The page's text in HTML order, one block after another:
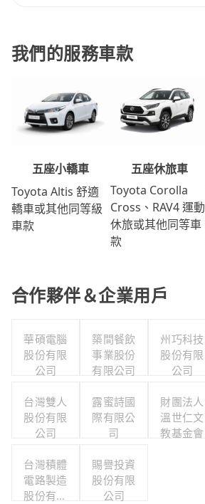
我們的服務車款
五座小轎車
Toyota Altis 舒適
轎車或其他同等級
車款
五座休旅車
Toyota Corolla
Cross、RAV4 運動
休旅或其他同等車
款
合作夥伴＆企業用戶
華碩電腦
股份有限
公司
築間餐飲
事業股份
有限公司
州巧科技
股份有限
公司
台灣雙人
股份有限
公司
露蜜詩國
際有限公
司
財團法人
溫世仁文
教基金會
台灣積體
電路製造
股份有限
賜譽投資
股份有限
公司